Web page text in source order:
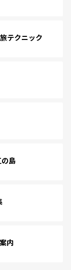
テクニック
島
内